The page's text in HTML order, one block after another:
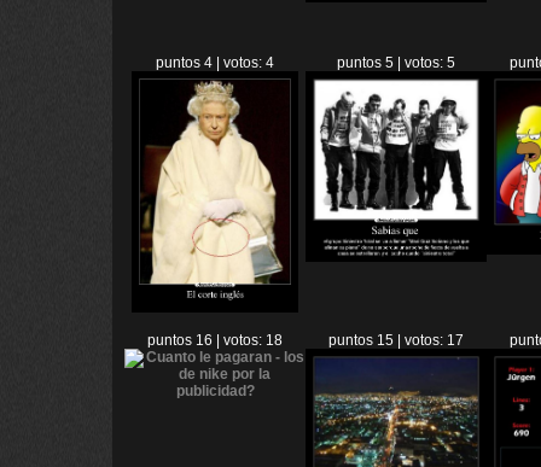
puntos 4 | votos: 4 puntos 5 | votos: 5
puntos 16 | votos: 18 puntos 15 | votos: 17